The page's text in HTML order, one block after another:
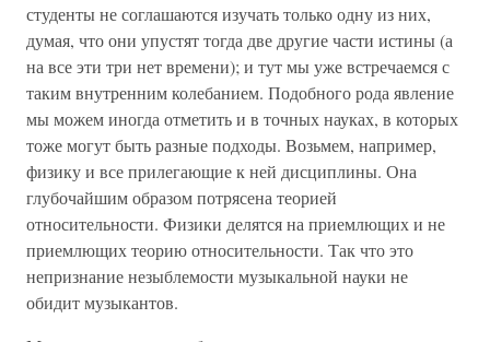
студенты не соглашаются изучать только одну из них,
думая, что они упустят тогда две другие части истины (а
на все эти три нет времени); и тут мы уже встречаемся с
таким внутренним колебанием. Подобного рода явление
мы можем иногда отметить и в точных науках, в которых
тоже могут быть разные подходы. Возьмем, например,
физику и все прилегающие к ней дисциплины. Она
глубочайшим образом потрясена теорией
относительности. Физики делятся на приемлющих и не
приемлющих теорию относительности. Так что это
непризнание незыблемости музыкальной науки не
обидит музыкантов.